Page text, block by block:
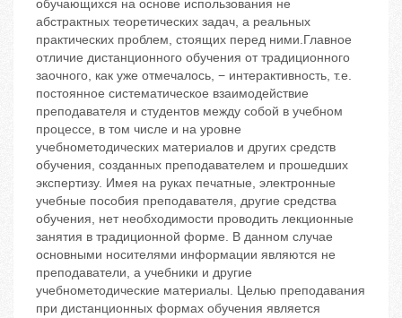
обучающихся на основе использования не
абстрактных теоретических задач, а реальных
практических проблем, стоящих перед ними.Главное
отличие дистанционного обучения от традиционного
заочного, как уже отмечалось, − интерактивность, т.е.
постоянное систематическое взаимодействие
преподавателя и студентов между собой в учебном
процессе, в том числе и на уровне
учебнометодических материалов и других средств
обучения, созданных преподавателем и прошедших
экспертизу. Имея на руках печатные, электронные
учебные пособия преподавателя, другие средства
обучения, нет необходимости проводить лекционные
занятия в традиционной форме. В данном случае
основными носителями информации являются не
преподаватели, а учебники и другие
учебнометодические материалы. Целью преподавания
при дистанционных формах обучения является